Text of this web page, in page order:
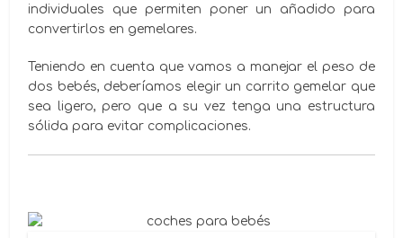
individuales que permiten poner un añadido para
convertirlos en gemelares.
Teniendo en cuenta que vamos a manejar el peso de
dos bebés, deberíamos elegir un carrito gemelar que
sea ligero, pero que a su vez tenga una estructura
sólida para evitar complicaciones.